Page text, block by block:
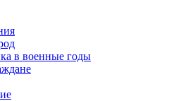
в военные годы